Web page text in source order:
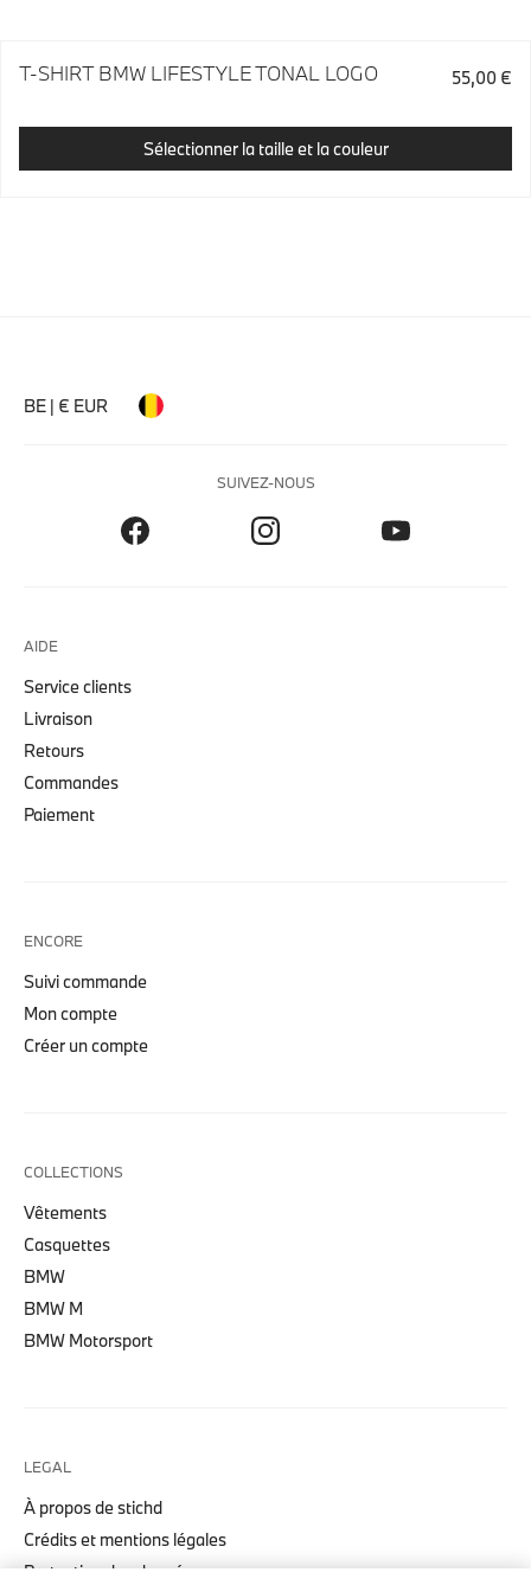
T-SHIRT BMW LIFESTYLE TONAL LOGO 55,00 €
Sélectionner la taille et la couleur
BE | € EUR
SUIVEZ-NOUS
AIDE
Service clients
Livraison
Retours
Commandes
Paiement
ENCORE
Suivi commande
Mon compte
Créer un compte
COLLECTIONS
Vêtements
Casquettes
BMW
BMW M
BMW Motorsport
LEGAL
À propos de stichd
Crédits et mentions légales
Protection des données